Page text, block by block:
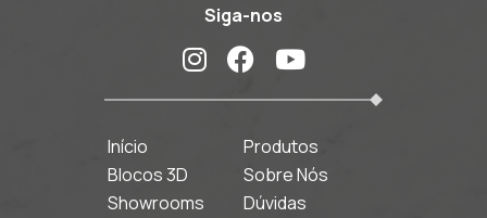
Siga-nos
Início
Produtos
Blocos 3D
Sobre Nós
Showrooms
Dúvidas